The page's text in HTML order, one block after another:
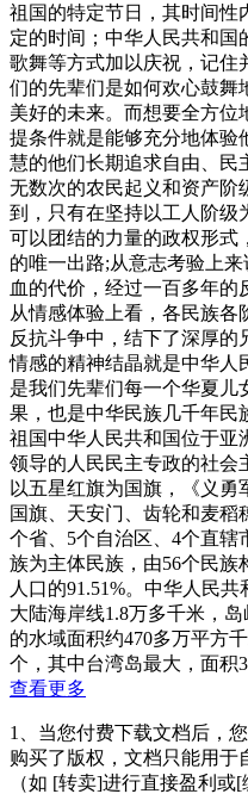
祖国的特定节日，其时间性
定的时间；中华人民共和国
歌舞等方式加以庆祝，记住
们的先辈们是如何欢心鼓舞
美好的未来。而想要全方位
提条件就是能够充分地体验
慧的他们长期追求自由、民
无数次的农民起义和资产阶
到，只有在坚持以工人阶级
可以团结的力量的政权形式
的唯一出路;从意志考验上
血的代价，经过一百多年的
从情感体验上看，各民族各
反抗斗争中，结下了深厚的
情感的精神结晶就是中华人
是我们先辈们每一个华夏儿
果，也是中华民族几千年民
祖国中华人民共和国位于亚
领导的人民民主专政的社会
以五星红旗为国旗，《义
国旗、天安门、齿轮和麦稻
个省、5个自治区、4个直辖
族为主体民族，由56个民族
人口的91.51%。中华人民
大陆海岸线1.8万多千米，
的水域面积约470多万平方
个，其中台湾岛最大，面积
查看更多
1、当您付费下载文档后，
购买了版权，文档只能用于
（如 [转卖]进行直接盈利或